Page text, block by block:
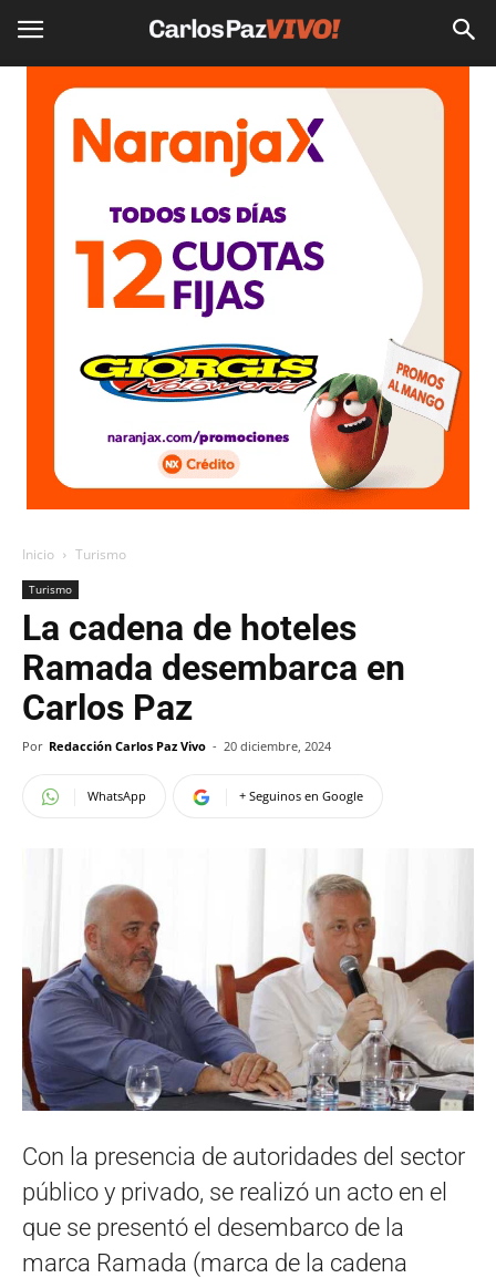
Inicio Turismo
Turismo
La cadena de hoteles
Ramada desembarca en
Carlos Paz
Por Redacción Carlos Paz Vivo - 20 diciembre, 2024
WhatsApp + Seguinos en Google
Con la presencia de autoridades del sector
público y privado, se realizó un acto en el
que se presentó el desembarco de la
marca Ramada (marca de la cadena